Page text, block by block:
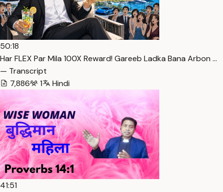
50:18
Har FLEX Par Mila 100X Reward! Gareeb Ladka Bana Arbon …
— Transcript
7,886
1 Hindi
41:51